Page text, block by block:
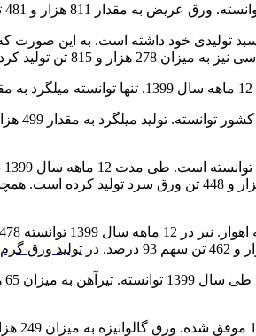
تولید ورق گرم